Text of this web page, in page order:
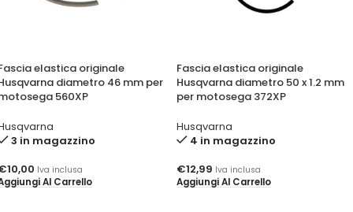
elastica originale
diametro 46 mm per
560XP
3 in magazzino
10,00 Iva inclusa
Al Carrello
Fascia elastica originale
Husqvarna diametro 50 x 1.2 mm
per motosega 372XP
Husqvarna
4 in magazzino
€12,99 Iva inclusa
Aggiungi Al Carrello